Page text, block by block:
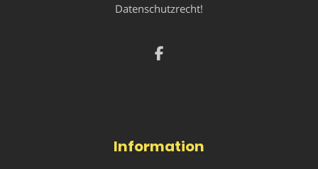
Datenschutzrecht!
Information